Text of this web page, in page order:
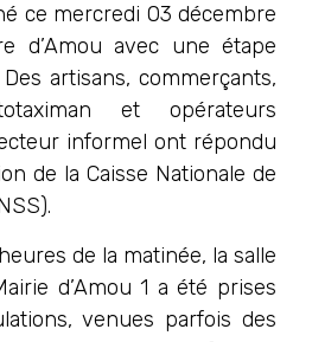
ce mercredi 03 décembre
d’Amou avec une étape
artisans, commerçants,
et opérateurs
informel ont répondu
de la Caisse Nationale de
de la matinée, la salle
d’Amou 1 a été prises
venues parfois des